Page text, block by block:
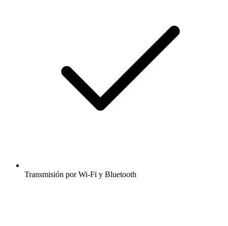
Transmisión por Wi-Fi y Bluetooth